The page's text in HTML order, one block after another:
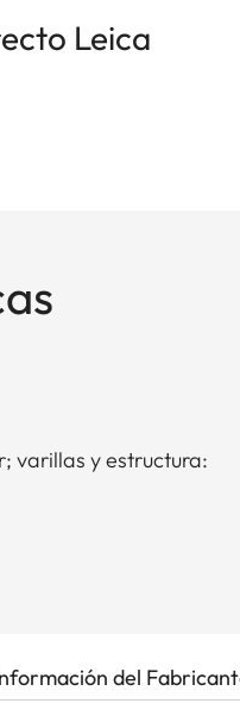
Leica
varillas y estructura:
del